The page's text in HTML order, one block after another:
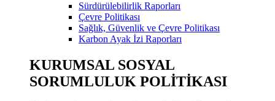
Sürdürülebilirlik Raporları
Çevre Politikası
Sağlık, Güvenlik ve Çevre Politikası
Karbon Ayak İzi Raporları
KURUMSAL SOSYAL
SORUMLULUK POLİTİKASI